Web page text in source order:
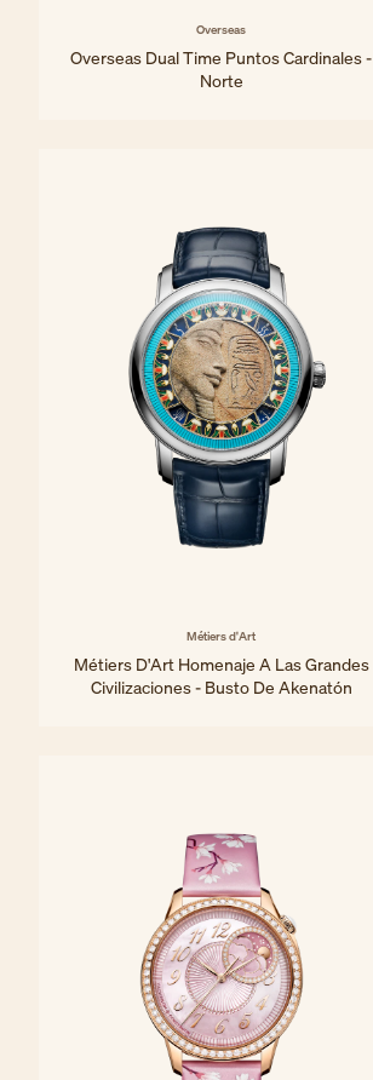
Overseas
Overseas Dual Time Puntos Cardinales -
Norte
Métiers d'Art
Métiers D'Art Homenaje A Las Grandes
Civilizaciones - Busto De Akenatón